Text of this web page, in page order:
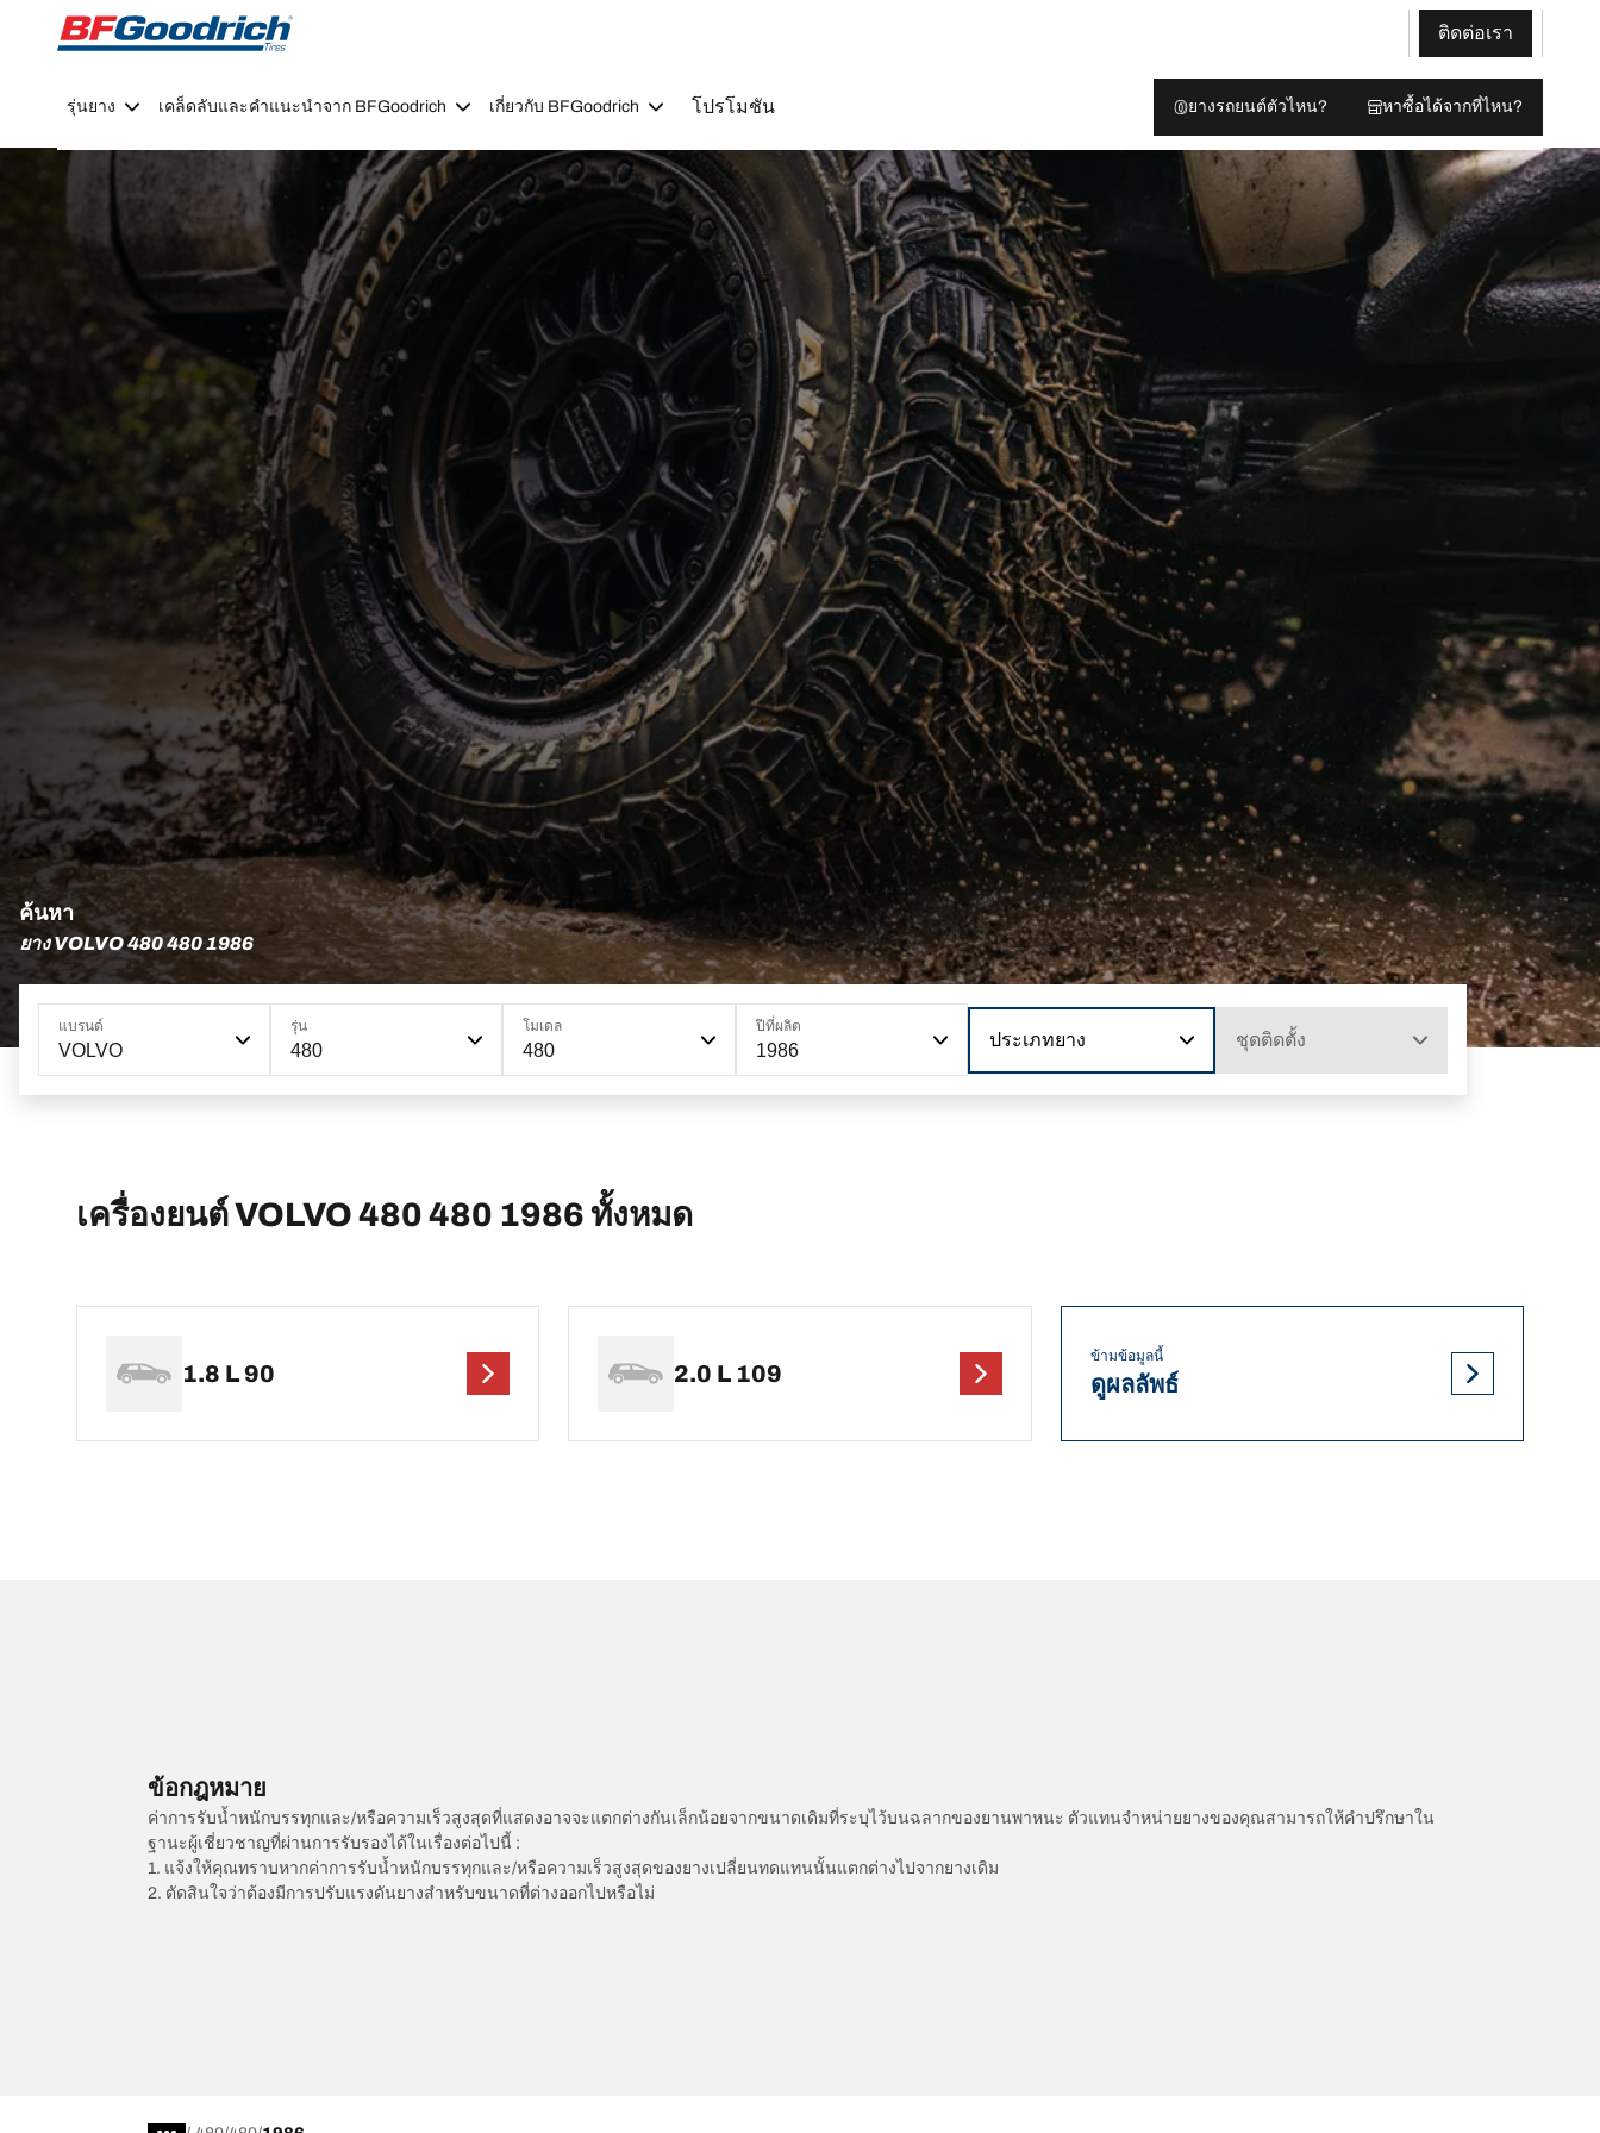
Go to page content
Go to page navigation
ติดต่อเรา
รุ่นยาง เคล็ดลับและคำแนะนำจาก BFGoodrich เกี่ยวกับ BFGoodrich โปรโมชัน ยางรถยนต์ตัวไหน? หาซื้อได้จากที่ไหน?
ค้นหา
ยาง VOLVO 480 480 1986
แบรนด์
VOLVO
รุ่น
480
โมเดล
480
ปีที่ผลิต
1986
ประเภทยาง ชุดติดตั้ง
เครื่องยนต์ VOLVO 480 480 1986 ทั้งหมด
1.8 L 90 2.0 L 109
ข้ามข้อมูลนี้
ดูผลลัพธ์
ข้อกฎหมาย
ค่าการรับน้ำหนักบรรทุกและ/หรือความเร็วสูงสุดที่แสดงอาจจะแตกต่างกันเล็กน้อยจากขนาดเดิมที่ระบุไว้บนฉลากของยานพาหนะ ตัวแทนจำหน่ายยางของคุณสามารถให้คำปรึกษาใน
ฐานะผู้เชี่ยวชาญที่ผ่านการรับรองได้ในเรื่องต่อไปนี้ :
1. แจ้งให้คุณทราบหากค่าการรับน้ำหนักบรรทุกและ/หรือความเร็วสูงสุดของยางเปลี่ยนทดแทนนั้นแตกต่างไปจากยางเดิม
2. ตัดสินใจว่าต้องมีการปรับแรงดันยางสำหรับขนาดที่ต่างออกไปหรือไม่